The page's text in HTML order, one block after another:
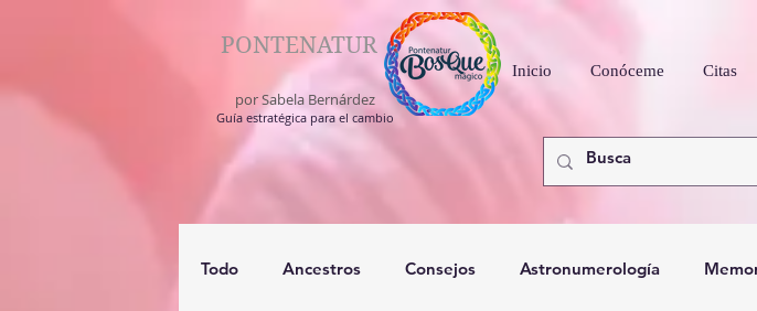
PONTENATUR
por Sabela Bernárdez
Guía estratégica para el cambio
Inicio Conóceme Citas
Todo Ancestros Consejos Astronumerología